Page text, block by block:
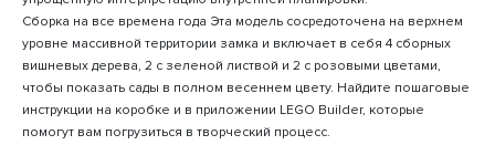
Сборка на все времена года Эта модель сосредоточена на верхнем
уровне массивной территории замка и включает в себя 4 сборных
вишневых дерева, 2 с зеленой листвой и 2 с розовыми цветами,
чтобы показать сады в полном весеннем цвету. Найдите пошаговые
инструкции на коробке и в приложении LEGO Builder, которые
помогут вам погрузиться в творческий процесс.